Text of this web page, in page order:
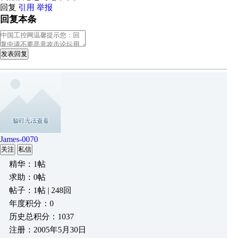
回复 引用 举报
回复本条
发表回复
James-0070
关注 私信
精华：1帖
求助：0帖
帖子：1帖 | 248回
年度积分：0
历史总积分：1037
注册：2005年5月30日